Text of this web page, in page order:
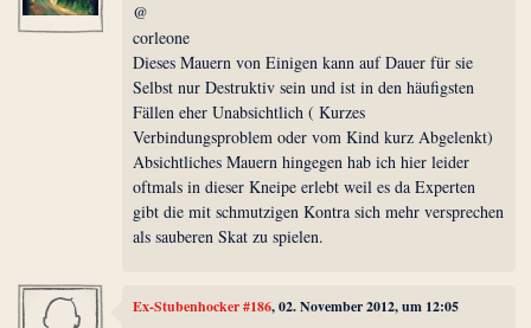
@
corleone
Dieses Mauern von Einigen kann auf Dauer für sie
Selbst nur Destruktiv sein und ist in den häufigsten
Fällen eher Unabsichtlich ( Kurzes
Verbindungsproblem oder vom Kind kurz Abgelenkt)
Absichtliches Mauern hingegen hab ich hier leider
oftmals in dieser Kneipe erlebt weil es da Experten
gibt die mit schmutzigen Kontra sich mehr versprechen
als sauberen Skat zu spielen.
Ex-Stubenhocker #186, 02. November 2012, um 12:05